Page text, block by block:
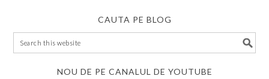
CAUTA PE BLOG
NOU DE PE CANALUL DE YOUTUBE